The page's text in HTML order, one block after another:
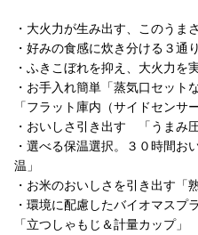
・大火力が生み出す、このうま
・好みの食感に炊き分ける３通
・ふきこぼれを抑え、大火力を
・お手入れ簡単「蒸気口セット
「フラット庫内（サイドセンサ
・おいしさ引き出す 「うまみ
・選べる保温選択。３０時間お
温」
・お米のおいしさを引き出す「
・環境に配慮したバイオマスプ
「立つしゃもじ＆計量カップ」